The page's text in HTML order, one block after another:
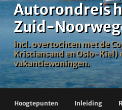
Autorondreis
Zuid-
incl. overtochten met de
Kristiansand en Oslo-Kiel)
vakantiewoningen.
Hoogtepunten Inleiding